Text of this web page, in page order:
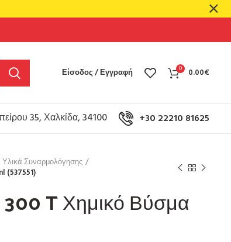
Είσοδος / Εγγραφή 0 0.00€
35, Χαλκίδα, 34100 +30 22210 81625
Υλικά Συναρμολόγησης
(537551)
300 T Χημικό Βύσμα